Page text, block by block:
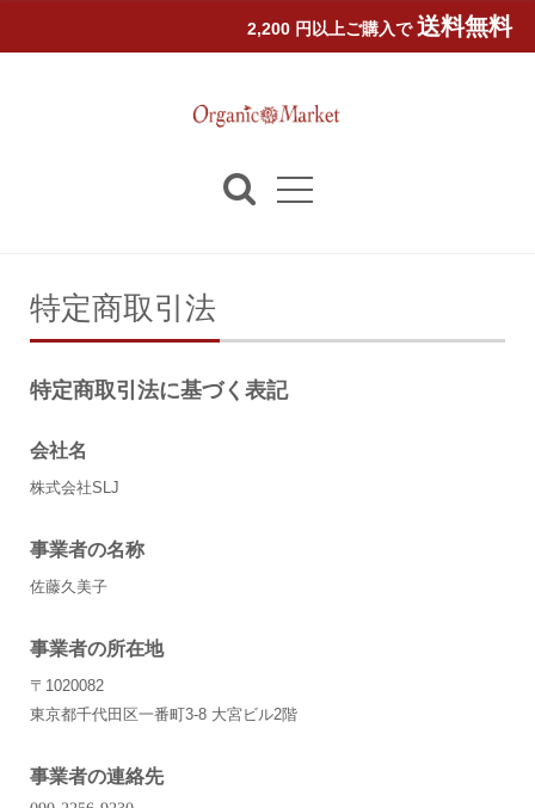
2,200 円以上ご購入で 送料無料
特定商取引法
特定商取引法に基づく表記
会社名
株式会社SLJ
事業者の名称
佐藤久美子
事業者の所在地
〒1020082
東京都千代田区一番町3-8 大宮ビル2階
事業者の連絡先